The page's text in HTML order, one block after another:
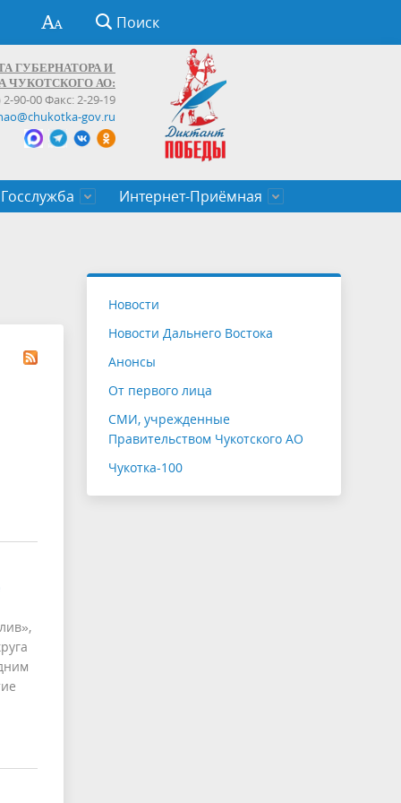
Поиск
ГУБЕРНАТОРА И
ЧУКОТСКОГО АО:
2-90-00 Факс: 2-29-19
gov.ru
Госслужба
служащих Чукотского автономного
Интернет-Приёмная
Новости
Новости Дальнего Востока
Анонсы
От первого лица
СМИ, учрежденные
Правительством Чукотского АО
Чукотка-100